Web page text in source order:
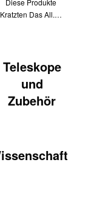
Kratzten Das All.…
Teleskope
und
Zubehör